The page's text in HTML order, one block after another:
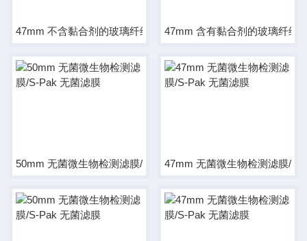
47mm 不含黏合剂的玻璃纤维滤膜47mm 含有黏合剂的玻璃纤维
50mm 无菌微生物检测滤膜/S-Pak 无菌滤膜47mm 无菌微生物检测滤膜/S-